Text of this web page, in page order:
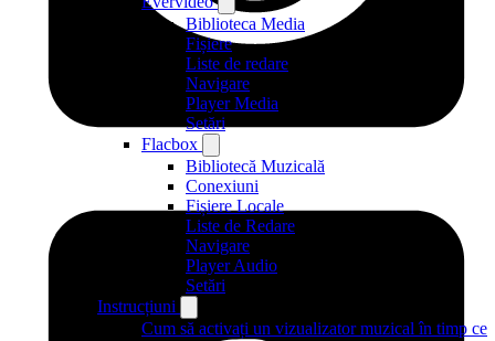
Biblioteca Media
Fișiere
Liste de redare
Navigare
Player Media
Setări
Flacbox
Bibliotecă Muzicală
Conexiuni
Fișiere Locale
Liste de Redare
Navigare
Player Audio
Setări
Instrucțiuni
Cum să activați un vizualizator muzical în timp ce